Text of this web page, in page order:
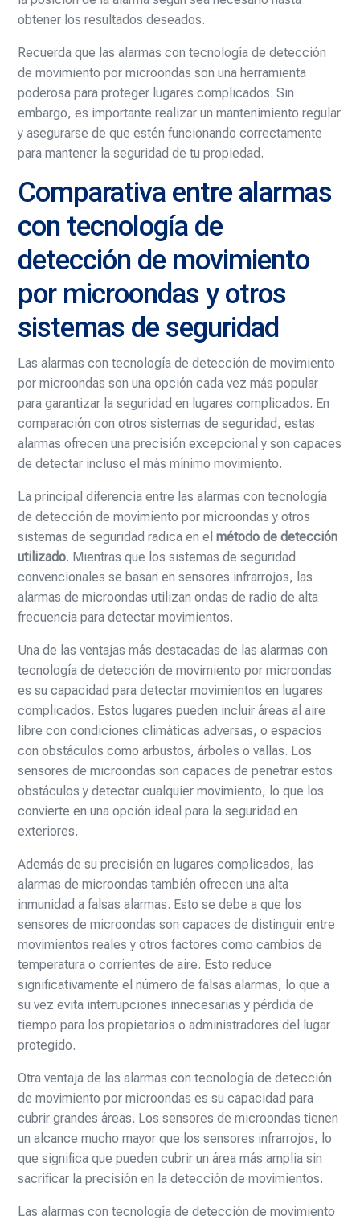
obtener los resultados deseados.
Recuerda que las alarmas con tecnología de detección
de movimiento por microondas son una herramienta
poderosa para proteger lugares complicados. Sin
embargo, es importante realizar un mantenimiento regular
y asegurarse de que estén funcionando correctamente
para mantener la seguridad de tu propiedad.
Comparativa entre alarmas
con tecnología de
detección de movimiento
por microondas y otros
sistemas de seguridad
Las alarmas con tecnología de detección de movimiento
por microondas son una opción cada vez más popular
para garantizar la seguridad en lugares complicados. En
comparación con otros sistemas de seguridad, estas
alarmas ofrecen una precisión excepcional y son capaces
de detectar incluso el más mínimo movimiento.
La principal diferencia entre las alarmas con tecnología
de detección de movimiento por microondas y otros
sistemas de seguridad radica en elmétodo de detección
utilizado. Mientras que los sistemas de seguridad
convencionales se basan en sensores infrarrojos, las
alarmas de microondas utilizan ondas de radio de alta
frecuencia para detectar movimientos.
Una de las ventajas más destacadas de las alarmas con
tecnología de detección de movimiento por microondas
es su capacidad para detectar movimientos en lugares
complicados. Estos lugares pueden incluir áreas al aire
libre con condiciones climáticas adversas, o espacios
con obstáculos como arbustos, árboles o vallas. Los
sensores de microondas son capaces de penetrar estos
obstáculos y detectar cualquier movimiento, lo que los
convierte en una opción ideal para la seguridad en
exteriores.
Además de su precisión en lugares complicados, las
alarmas de microondas también ofrecen una alta
inmunidad a falsas alarmas. Esto se debe a que los
sensores de microondas son capaces de distinguir entre
movimientos reales y otros factores como cambios de
temperatura o corrientes de aire. Esto reduce
significativamente el número de falsas alarmas, lo que a
su vez evita interrupciones innecesarias y pérdida de
tiempo para los propietarios o administradores del lugar
protegido.
Otra ventaja de las alarmas con tecnología de detección
de movimiento por microondas es su capacidad para
cubrir grandes áreas. Los sensores de microondas tienen
un alcance mucho mayor que los sensores infrarrojos, lo
que significa que pueden cubrir un área más amplia sin
sacrificar la precisión en la detección de movimientos.
Las alarmas con tecnología de detección de movimiento